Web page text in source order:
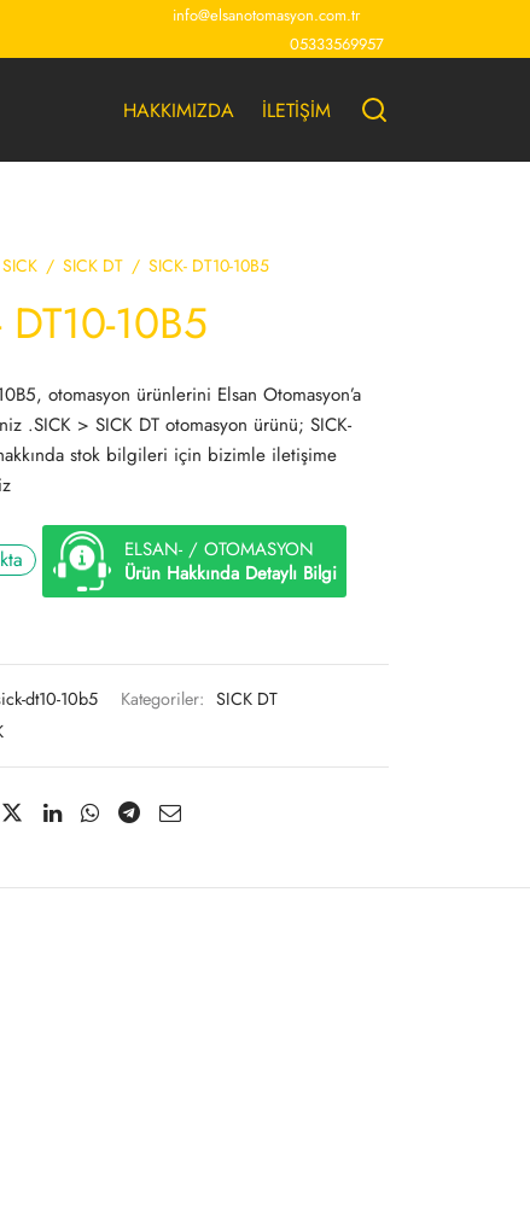
info@elsanotomasyon.com.tr
05333569957
HAKKIMIZDA İLETİŞİM
SICK / SICK DT / SICK- DT10-10B5
DT10-10B5
otomasyon ürünlerini Elsan Otomasyon’a
.SICK > SICK DT otomasyon ürünü; SICK-
stok bilgileri için bizimle iletişime
ELSAN- / OTOMASYON
Ürün Hakkında Detaylı Bilgi
dt10-10b5 Kategoriler: SICK DT